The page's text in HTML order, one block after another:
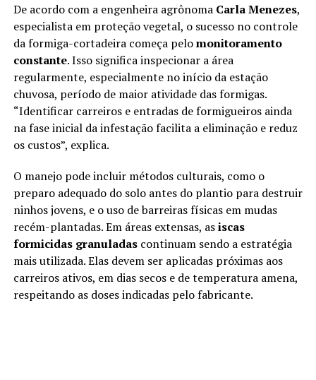
De acordo com a engenheira agrônoma Carla Menezes,
especialista em proteção vegetal, o sucesso no controle
da formiga-cortadeira começa pelomonitoramento
constante. Isso significa inspecionar a área
regularmente, especialmente no início da estação
chuvosa, período de maior atividade das formigas.
“Identificar carreiros e entradas de formigueiros ainda
na fase inicial da infestação facilita a eliminação e reduz
os custos”, explica.
O manejo pode incluir métodos culturais, como o
preparo adequado do solo antes do plantio para destruir
ninhos jovens, e o uso de barreiras físicas em mudas
recém-plantadas. Em áreas extensas, asiscas
formicidas granuladascontinuam sendo a estratégia
mais utilizada. Elas devem ser aplicadas próximas aos
carreiros ativos, em dias secos e de temperatura amena,
respeitando as doses indicadas pelo fabricante.